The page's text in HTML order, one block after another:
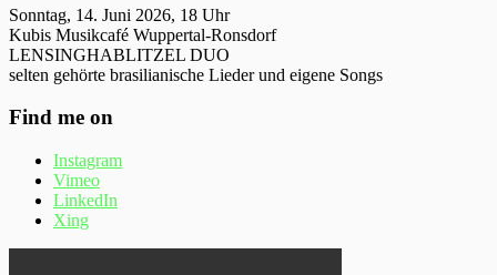
Sonntag, 14. Juni 2026, 18 Uhr
Kubis Musikcafé Wuppertal-Ronsdorf
LENSINGHABLITZEL DUO
selten gehörte brasilianische Lieder und eigene Songs
Find me on
Instagram
Vimeo
LinkedIn
Xing